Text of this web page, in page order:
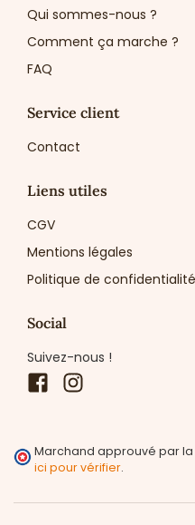
Qui sommes-nous ?
Comment ça marche ?
FAQ
Service client
Contact
Liens utiles
CGV
Mentions légales
Politique de confidentialité
Social
Suivez-nous !
Facebook
Marchand approuvé par la
ici pour vérifier.